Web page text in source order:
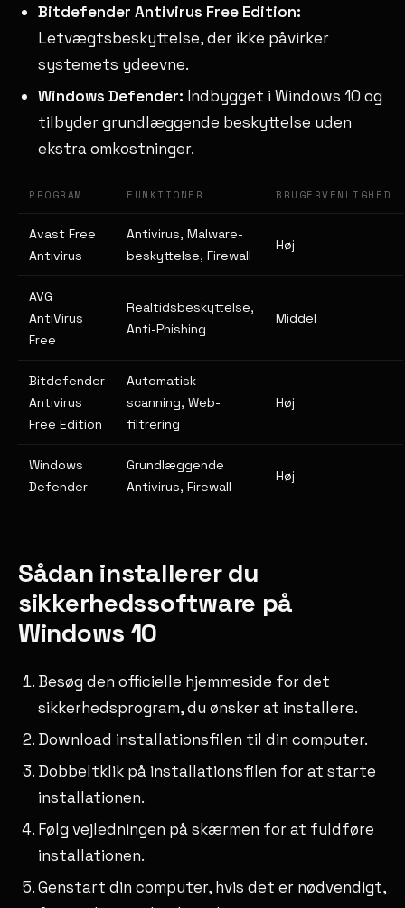
Bitdefender Antivirus Free Edition:
Letvægtsbeskyttelse, der ikke påvirker
systemets ydeevne.
Windows Defender: Indbygget i Windows 10 og
tilbyder grundlæggende beskyttelse uden
ekstra omkostninger.
PROGRAM FUNKTIONER BRUGERVENLIGHED
Avast Free
Antivirus
Antivirus, Malware-
beskyttelse, Firewall
Høj
AVG
AntiVirus
Free
Realtidsbeskyttelse,
Anti-Phishing
Middel
Bitdefender
Antivirus
Free Edition
Automatisk
scanning, Web-
filtrering
Høj
Windows
Defender
Grundlæggende
Antivirus, Firewall
Høj
Sådan installerer du
sikkerhedssoftware på
Windows 10
Besøg den officielle hjemmeside for det
sikkerhedsprogram, du ønsker at installere.
Download installationsfilen til din computer.
Dobbeltklik på installationsfilen for at starte
installationen.
Følg vejledningen på skærmen for at fuldføre
installationen.
Genstart din computer, hvis det er nødvendigt,